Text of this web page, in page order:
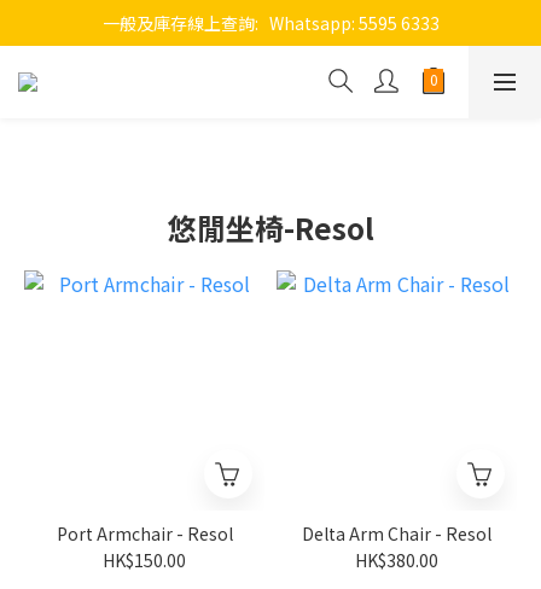
一般及庫存線上查詢:   Whatsapp: 5595 6333
悠閒坐椅-Resol
Port Armchair - Resol
HK$150.00
Delta Arm Chair - Resol
HK$380.00